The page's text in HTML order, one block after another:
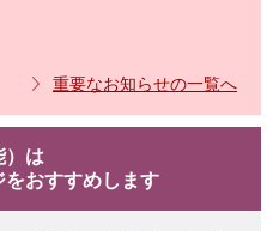
重要なお知らせの一覧へ
）は
をおすすめします